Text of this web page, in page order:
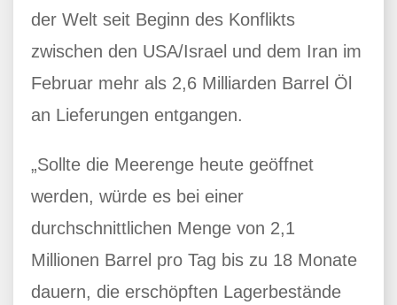
der Welt seit Beginn des Konflikts
zwischen den USA/Israel und dem Iran im
Februar mehr als 2,6 Milliarden Barrel Öl
an Lieferungen entgangen.
„Sollte die Meerenge heute geöffnet
werden, würde es bei einer
durchschnittlichen Menge von 2,1
Millionen Barrel pro Tag bis zu 18 Monate
dauern, die erschöpften Lagerbestände